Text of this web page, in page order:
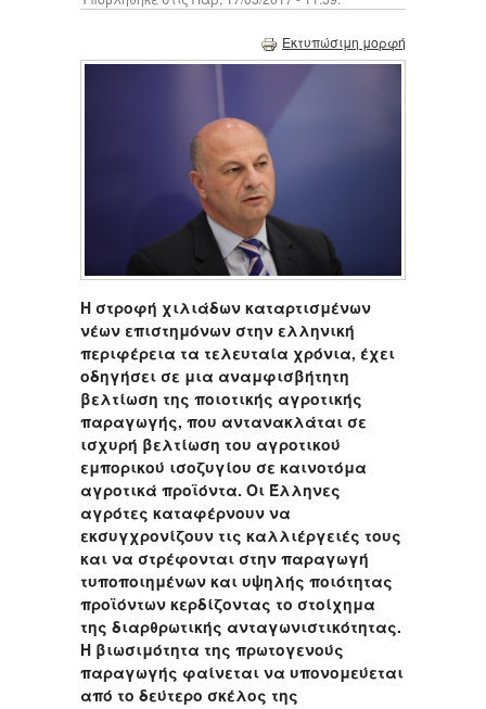
Εκτυπώσιμη μορφή
Η στροφή χιλιάδων καταρτισμένων
νέων επιστημόνων στην ελληνική
περιφέρεια τα τελευταία χρόνια, έχει
οδηγήσει σε μια αναμφισβήτητη
βελτίωση της ποιοτικής αγροτικής
παραγωγής, που αντανακλάται σε
ισχυρή βελτίωση του αγροτικού
εμπορικού ισοζυγίου σε καινοτόμα
αγροτικά προϊόντα. Οι Έλληνες
αγρότες καταφέρνουν να
εκσυγχρονίζουν τις καλλιέργειές τους
και να στρέφονται στην παραγωγή
τυποποιημένων και υψηλής ποιότητας
προϊόντων κερδίζοντας το στοίχημα
της διαρθρωτικής ανταγωνιστικότητας.
Η βιωσιμότητα της πρωτογενούς
παραγωγής φαίνεται να υπονομεύεται
από το δεύτερο σκέλος της